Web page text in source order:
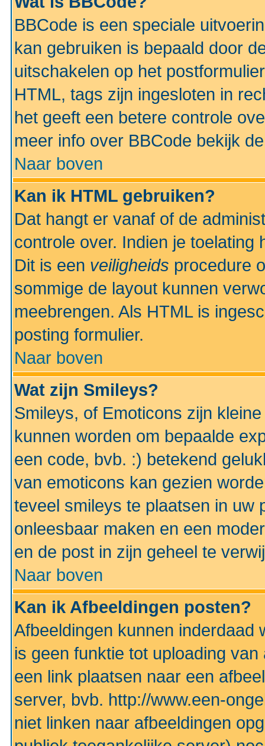
BBCode is een speciale
kan gebruiken is bepaald door
uitschakelen op het
HTML, tags zijn ingesloten in
het geeft een betere controle
meer info over BBCode bekijk
Naar boven
Kan ik HTML gebruiken?
Dat hangt er vanaf of de
controle over. Indien je
Dit is een veiligheids procedure
sommige de layout kunnen
meebrengen. Als HTML is
posting formulier.
Naar boven
Wat zijn Smileys?
Smileys, of Emoticons zijn
kunnen worden om bepaalde
een code, bvb. :) betekend
van emoticons kan gezien
teveel smileys te plaatsen in uw
onleesbaar maken en een
en de post in zijn geheel te
Naar boven
Kan ik Afbeeldingen posten?
Afbeeldingen kunnen inderdaad
is geen funktie tot uploading
een link plaatsen naar een
server, bvb. http://www.een-
niet linken naar afbeeldingen